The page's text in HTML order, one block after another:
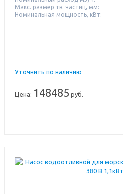
Макс. размер тв. частиц, мм:
Номинальная мощность, кВт:
Уточнить по наличию
Цена: 148485 руб.